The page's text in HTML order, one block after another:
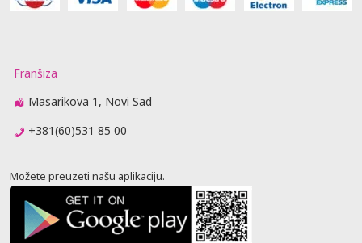
Franšiza
Masarikova 1, Novi Sad
+381(60)531 85 00
Možete preuzeti našu aplikaciju.